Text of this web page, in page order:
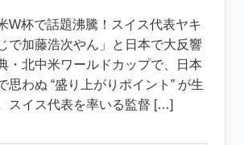
W杯で話題沸騰！スイス代表ヤキ
で加藤浩次やん」と日本で大反響
・北中米ワールドカップで、日本
思わぬ “盛り上がりポイント” が生
スイス代表を率いる監督 […]